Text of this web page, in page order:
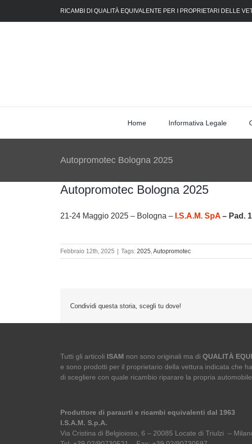
RICAMBI DI QUALITÀ EQUIVALENTE PER I PROPRIETARI DELLE
Home Informativa Legale
Autopromotec Bologna 2025
Autopromotec Bologna 2025
21-24 Maggio 2025 – Bologna – I.S.A.M. SpA – Pad.
Febbraio 12th, 2025 Tags: 2025,Autopromotec
Condividi questa storia, scegli tu dove!
Tutti gli articoli ISAM non sono originali ma di QUALITÀ
e sono prodotti per il proprietario della vettura indicata che
di scegliere con quale ricambio riparare la propria
Produttore di paraurti e ricambi equivalenti dal 1963
I.S.A.M. S.p.A.
Via Cristina di Belgioioso, 6 – 20085 Locate di Triulzi –